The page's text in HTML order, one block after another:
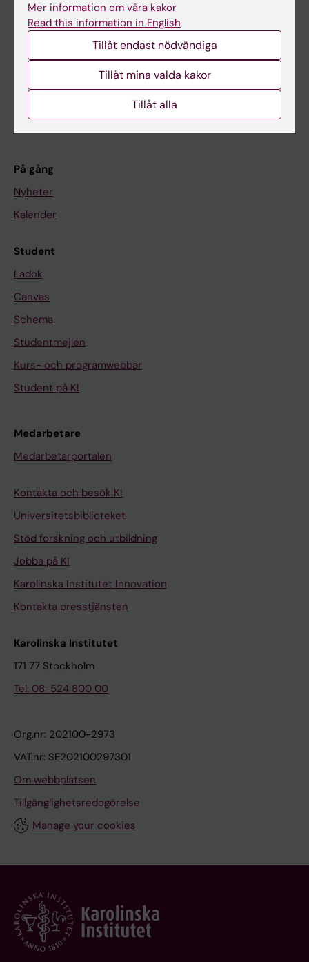
Huvudmeny
Utbildning
Om KI
På gång
Nyheter
Kalender
Student
Ladok
Canvas
Schema
Studentmejlen
Kurs- och programwebbar
Student på KI
Medarbetare
Medarbetarportalen
Kontakta och besök KI
Universitetsbiblioteket
Stöd forskning och utbildning
Jobba på KI
Karolinska Institutet Innovation
Kontakta presstjänsten
Karolinska Institutet
171 77 Stockholm
Tel: 08-524 800 00
Org.nr: 202100-2973
VAT.nr: SE202100297301
Om webbplatsen
Tillgänglighetsredogörelse
Manage your cookies
Mer information om våra kakor
Read this information in English
Tillåt endast nödvändiga
Tillåt mina valda kakor
Tillåt alla